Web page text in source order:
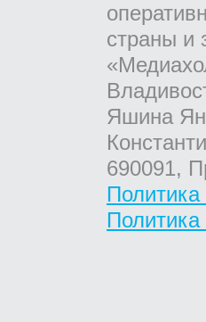
страны и
Яшина
690091,